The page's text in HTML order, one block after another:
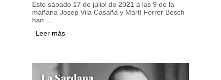
Este sábado 17 de júliol de 2021 a las 9 de la
mañana Josep Vila Casaña y Martí Ferrer Bosch
han ...
Leer más